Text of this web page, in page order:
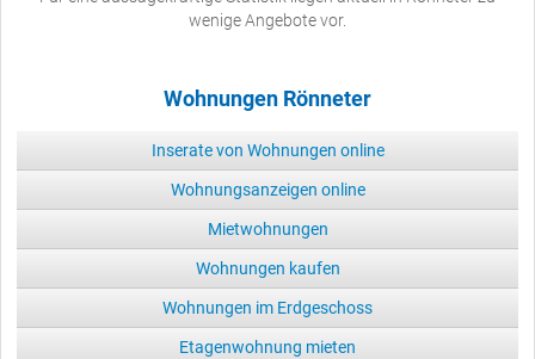
wenige Angebote vor.
Wohnungen Rönneter
Inserate von Wohnungen online
Wohnungsanzeigen online
Mietwohnungen
Wohnungen kaufen
Wohnungen im Erdgeschoss
Etagenwohnung mieten